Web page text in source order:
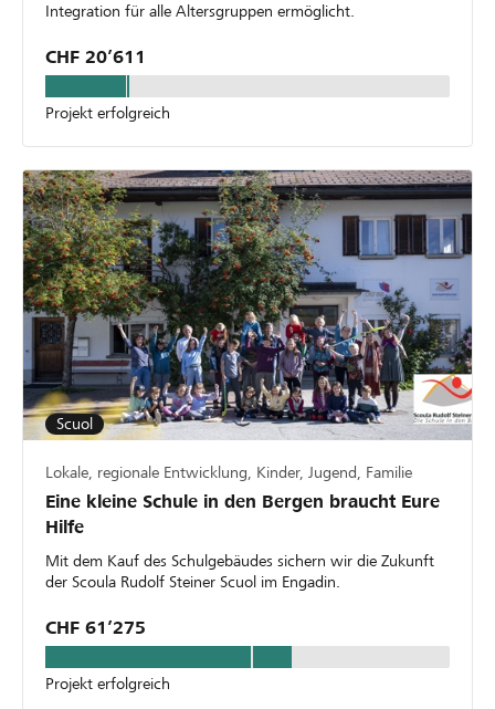
Integration für alle Altersgruppen ermöglicht.
CHF 20’611
Projekt erfolgreich
Scuol
Lokale, regionale Entwicklung, Kinder, Jugend, Familie
Eine kleine Schule in den Bergen braucht Eure
Hilfe
Mit dem Kauf des Schulgebäudes sichern wir die Zukunft
der Scoula Rudolf Steiner Scuol im Engadin.
CHF 61’275
Projekt erfolgreich